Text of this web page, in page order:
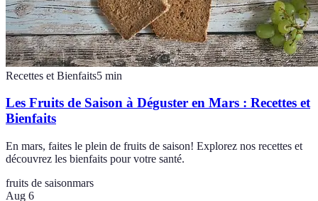
Recettes et Bienfaits5 min
Les Fruits de Saison à Déguster en Mars : Recettes et
Bienfaits
En mars, faites le plein de fruits de saison! Explorez nos recettes et
découvrez les bienfaits pour votre santé.
fruits de saisonmars
Aug 6